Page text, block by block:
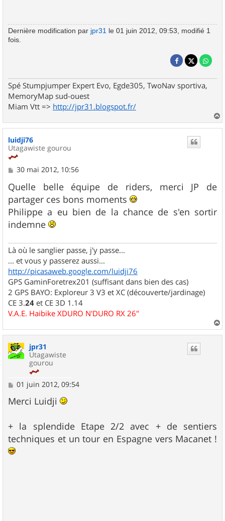
Dernière modification par jpr31 le 01 juin 2012, 09:53, modifié 1
fois.
Spé Stumpjumper Expert Evo, Egde305, TwoNav sportiva,
MemoryMap sud-ouest
Miam Vtt => http://jpr31.blogspot.fr/
a
luidji76
Utagawiste gourou
M
s
s
a
g
e
30 mai 2012, 10:56
Quelle belle équipe de riders, merci JP de
partager ces bons moments
Philippe a eu bien de la chance de s'en sortir
indemne
Là où le sanglier passe, j'y passe...
... et vous y passerez aussi...
http://picasaweb.google.com/luidji76
GPS GaminForetrex201 (suffisant dans bien des cas)
2 GPS BAYO: Exploreur 3 V3 et XC (découverte/jardinage)
CE 3.24 et CE 3D 1.14
V.A.E. Haibike XDURO N'DURO RX 26"
a
jpr31
Utagawiste
gourou
M
s
s
01 juin 2012, 09:54
Merci Luidji
+ la splendide Etape 2/2 avec + de sentiers
techniques et un tour en Espagne vers Macanet !